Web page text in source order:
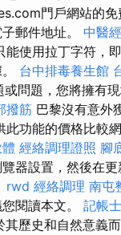
門戶網站的免
郵件地址。 中醫
能使用拉丁字符，
台中排毒養生館
或問題，您將擁有
撥筋 巴黎沒有意外
此功能的價格比較
經絡調理證照 腳
器設置，然後在
rwd 經絡調理 南屯
閱讀本文。 記帳
歷史和自然意義